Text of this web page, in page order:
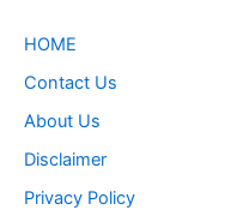
HOME
Contact Us
About Us
Disclaimer
Privacy Policy